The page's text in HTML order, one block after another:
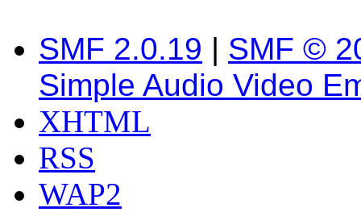
SMF 2.0.19 | SMF ©
Simple Audio Video
XHTML
RSS
WAP2